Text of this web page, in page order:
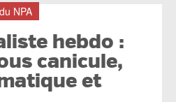
NPA
hebdo :
canicule,
et